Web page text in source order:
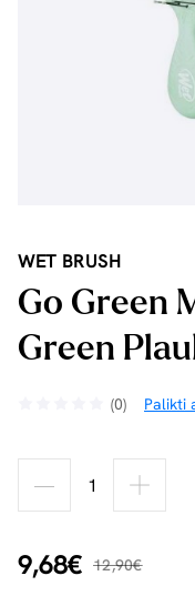
WET BRUSH
Go Green
Green
(0) Palikti
9,68€ 12,90€